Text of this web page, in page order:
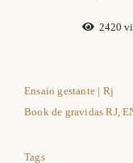
2420
Ensaio gestante | Rj
Book de gravidas RJ,
Tags